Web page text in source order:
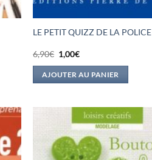
LE PETIT QUIZZ DE LA POLICE
6,90€ Le
prix
initial
était :
1,00€Le
actuel
est :
AJOUTER AU PANIER